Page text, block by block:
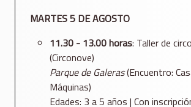
MARTES 5 DE AGOSTO
11.30 - 13.00 horas: Taller de
(Circonove)
Parque de Galeras(Encuentro:
Máquinas)
Edades: 3 a 5 años | Con